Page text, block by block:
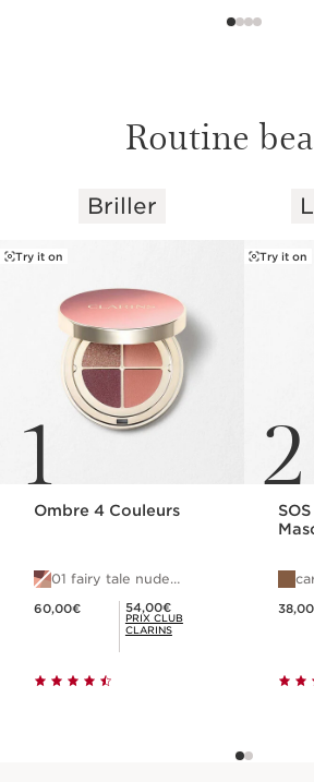
Routine
ALLER AU CONTENU
Briller
1
Try it on
Ombre 4 Couleurs
01 fairy tale nude
60,00€ Prix Club Clarins 54,00€
54,00€
PRIX CLUB
CLARINS
2
Try it on